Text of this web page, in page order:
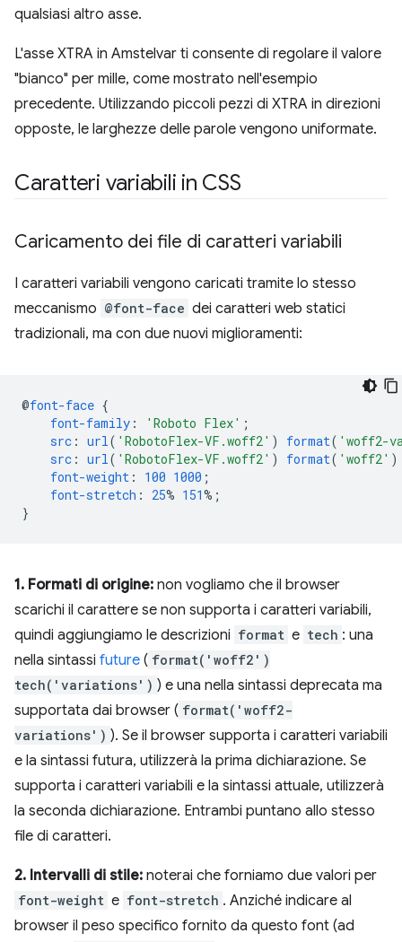
qualsiasi altro asse.
L'asse XTRA in Amstelvar ti consente di regolare il valore
"bianco" per mille, come mostrato nell'esempio
precedente. Utilizzando piccoli pezzi di XTRA in direzioni
opposte, le larghezze delle parole vengono uniformate.
Caratteri variabili in CSS
Caricamento dei file di caratteri variabili
I caratteri variabili vengono caricati tramite lo stesso
meccanismo @font-face dei caratteri web statici
tradizionali, ma con due nuovi miglioramenti:
@font-face {
font-family : 'Roboto Flex' ;
src : url( 'RobotoFlex-VF.woff2' ) format( 'woff2-
src : url( 'RobotoFlex-VF.woff2' ) format( 'woff2' )
font-weight : 100 1000 ;
font-stretch : 25% 151%;
}
1. Formati di origine: non vogliamo che il browser
scarichi il carattere se non supporta i caratteri variabili,
quindi aggiungiamo le descrizioni format e tech : una
nella sintassi future ( format('woff2')
tech('variations') ) e una nella sintassi deprecata ma
supportata dai browser ( format('woff2-
variations') ). Se il browser supporta i caratteri variabili
e la sintassi futura, utilizzerà la prima dichiarazione. Se
supporta i caratteri variabili e la sintassi attuale, utilizzerà
la seconda dichiarazione. Entrambi puntano allo stesso
file di caratteri.
2. Intervalli di stile: noterai che forniamo due valori per
font-weight e font-stretch . Anziché indicare al
browser il peso specifico fornito da questo font (ad